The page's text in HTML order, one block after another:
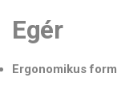
Egér
Ergonomikus